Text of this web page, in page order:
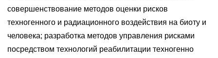
совершенствование методов оценки рисков
техногенного и радиационного воздействия на биоту и
человека; разработка методов управления рисками
посредством технологий реабилитации техногенно